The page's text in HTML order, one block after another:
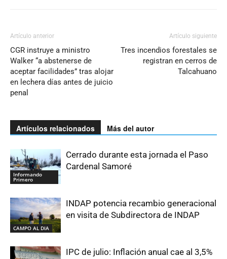
Artículo anterior
CGR instruye a ministro
Walker “a abstenerse de
aceptar facilidades” tras alojar
en lechera días antes de juicio
penal
Artículo siguiente
Tres incendios forestales se
registran en cerros de
Talcahuano
Artículos relacionados Más del autor
Informando
Primero
Cerrado durante esta jornada el Paso
Cardenal Samoré
CAMPO AL DIA
INDAP potencia recambio generacional
en visita de Subdirectora de INDAP
IPC de julio: Inflación anual cae al 3,5%